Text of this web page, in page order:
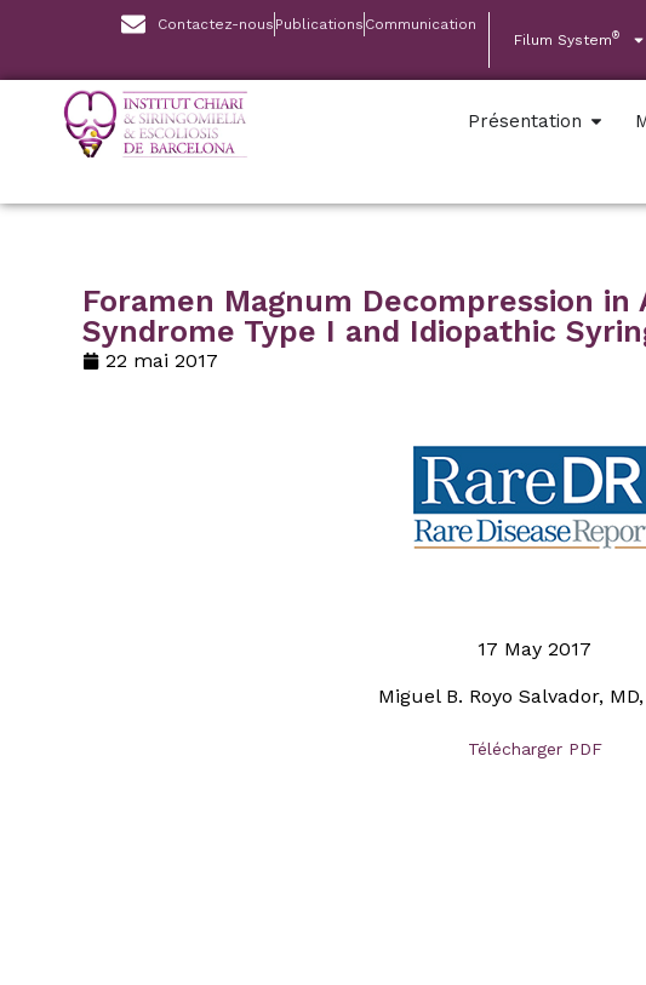
Contactez-nous Publications Communication
Filum System®
Présentation
Foramen Magnum Decompression in
Syndrome Type I and Idiopathic
22 mai 2017
17 May 2017
Miguel B. Royo Salvador, MD,
Télécharger PDF